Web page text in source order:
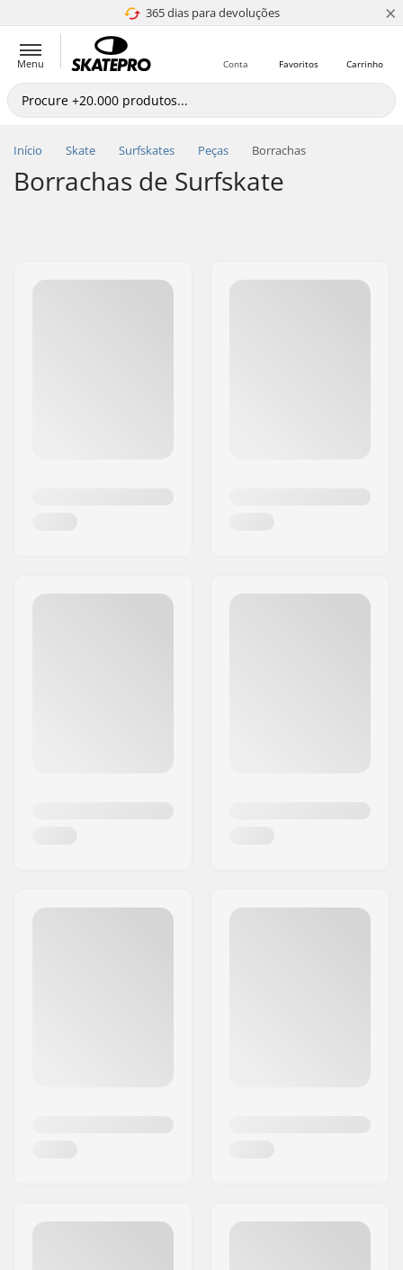
365 dias para devoluções
4.8 de 5 ×
Menu Carrinho
Favoritos
Conta
Início Skate Surfskates Peças Borrachas
Borrachas de Surfskate